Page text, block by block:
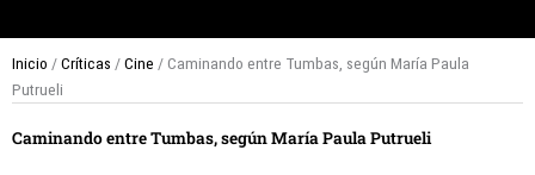
Inicio /Críticas /Cine / Caminando entre Tumbas, según María Paula
Putrueli
Caminando entre Tumbas, según María Paula Putrueli